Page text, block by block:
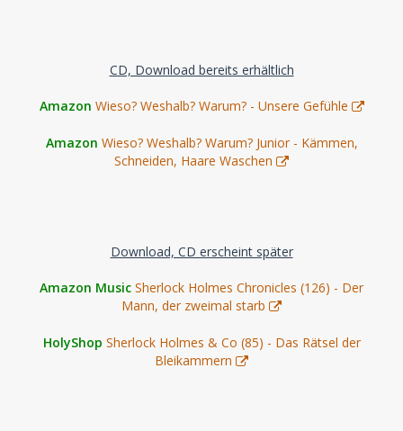
CD, Download bereits erhältlich
Amazon Wieso? Weshalb? Warum? - Unsere Gefühle
Amazon Wieso? Weshalb? Warum? Junior - Kämmen,
Schneiden, Haare Waschen
Download, CD erscheint später
Amazon Music Sherlock Holmes Chronicles (126) - Der
Mann, der zweimal starb
HolyShop Sherlock Holmes & Co (85) - Das Rätsel der
Bleikammern